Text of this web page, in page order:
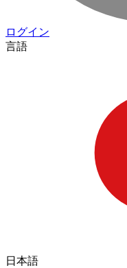
ログイン
言語
日本語